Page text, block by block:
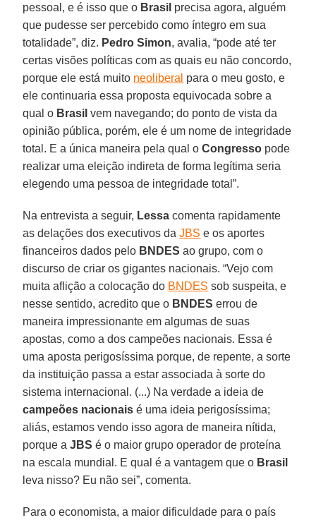
pessoal, e é isso que o Brasil precisa agora, alguém
que pudesse ser percebido como íntegro em sua
totalidade”, diz. Pedro Simon, avalia, “pode até ter
certas visões políticas com as quais eu não concordo,
porque ele está muito neoliberal para o meu gosto, e
ele continuaria essa proposta equivocada sobre a
qual o Brasil vem navegando; do ponto de vista da
opinião pública, porém, ele é um nome de integridade
total. E a única maneira pela qual o Congresso pode
realizar uma eleição indireta de forma legítima seria
elegendo uma pessoa de integridade total”.
Na entrevista a seguir, Lessa comenta rapidamente
as delações dos executivos daJBS e os aportes
financeiros dados pelo BNDES ao grupo, com o
discurso de criar os gigantes nacionais. “Vejo com
muita aflição a colocação do BNDES sob suspeita, e
nesse sentido, acredito que o BNDES errou de
maneira impressionante em algumas de suas
apostas, como a dos campeões nacionais. Essa é
uma aposta perigosíssima porque, de repente, a sorte
da instituição passa a estar associada à sorte do
sistema internacional. (...) Na verdade a ideia de
campeões nacionais é uma ideia perigosíssima;
aliás, estamos vendo isso agora de maneira nítida,
porque aJBS é o maior grupo operador de proteína
na escala mundial. E qual é a vantagem que o Brasil
leva nisso? Eu não sei”, comenta.
Para o economista, a maior dificuldade para o país